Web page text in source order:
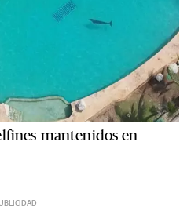
mantenidos en